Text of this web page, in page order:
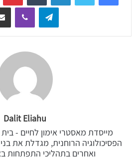
Telegram
Dalit Eliahu
מייסדת מאסטרי אימון לחיים -
הפסיכולוגיה הרוחנית, מגדלת את
ואחרים בתהליכי התפתחות